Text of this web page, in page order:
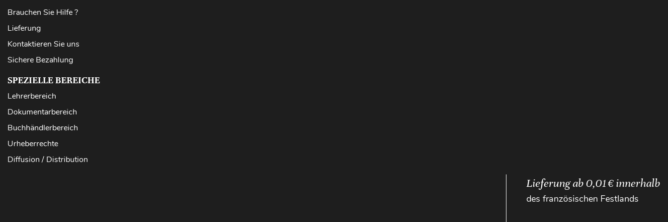
Brauchen Sie Hilfe ?
Lieferung
Kontaktieren Sie uns
Sichere Bezahlung
SPEZIELLE BEREICHE
Lehrerbereich
Dokumentarbereich
Buchhändlerbereich
Urheberrechte
Diffusion / Distribution
Lieferung ab 0,01 € innerhalb
des französischen Festlands